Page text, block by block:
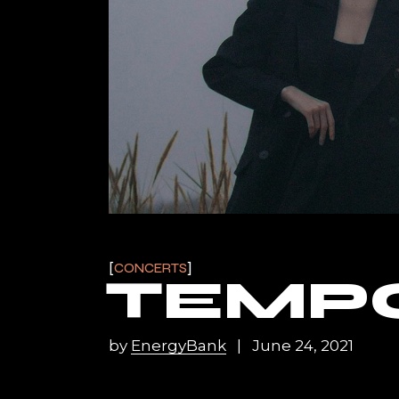
CONCERTS
by EnergyBank June 24, 2021